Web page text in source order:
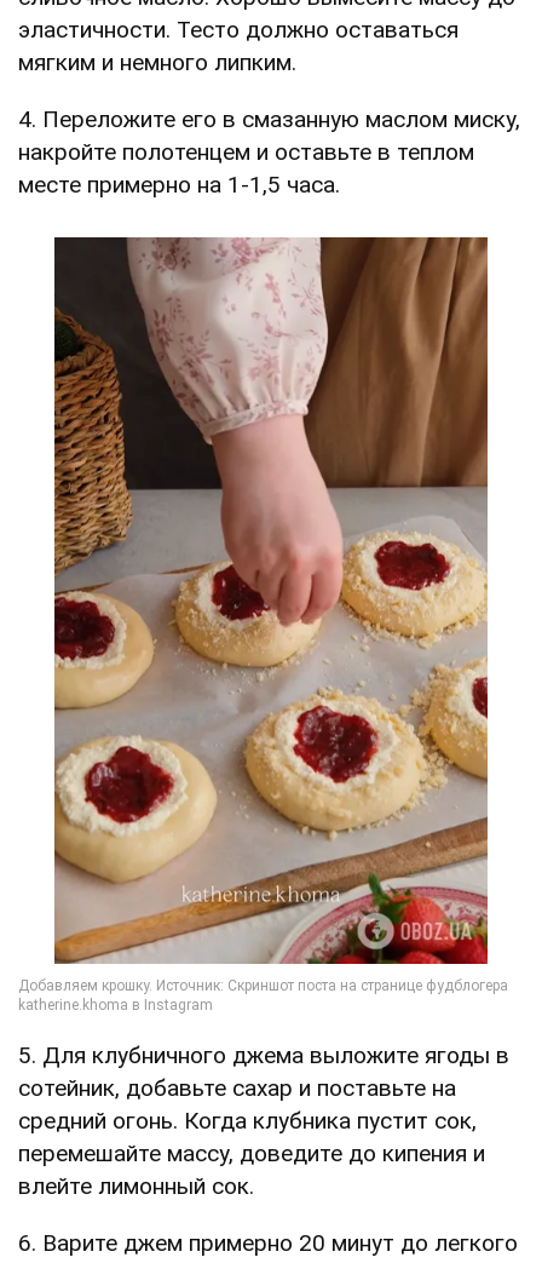
эластичности. Тесто должно оставаться
мягким и немного липким.
4. Переложите его в смазанную маслом миску,
накройте полотенцем и оставьте в теплом
месте примерно на 1-1,5 часа.
5. Для клубничного джема выложите ягоды в
сотейник, добавьте сахар и поставьте на
средний огонь. Когда клубника пустит сок,
перемешайте массу, доведите до кипения и
влейте лимонный сок.
6. Варите джем примерно 20 минут до легкого